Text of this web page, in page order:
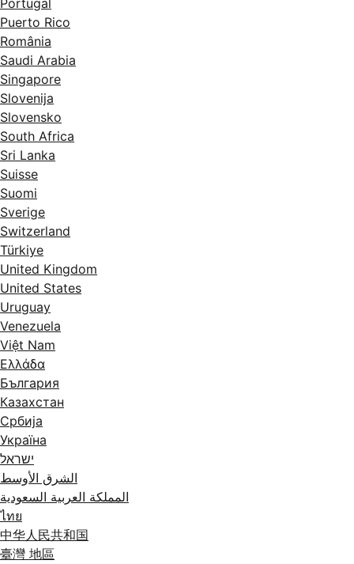
Portugal
Puerto Rico
România
Saudi Arabia
Singapore
Slovenija
Slovensko
South Africa
Sri Lanka
Suisse
Suomi
Sverige
Switzerland
Türkiye
United Kingdom
United States
Uruguay
Venezuela
Việt Nam
Ελλάδα
България
Казахстан
Србија
Україна
ישראל
الشرق الأوسط
المملكة العربية السعودية
ไทย
中华人民共和国
臺灣 地區